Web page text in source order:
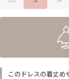
このドレスの着丈め